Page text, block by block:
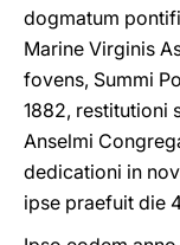
dogmatum
Marine Virginis
fovens, Summi
1882, restitutioni
Anselmi
dedicationi in
ipse praefuit die